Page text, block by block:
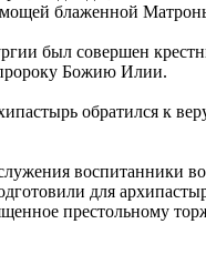
мощей блаженной
был совершен
Божию Илии.
обратился к
воспитанники
для
престольному